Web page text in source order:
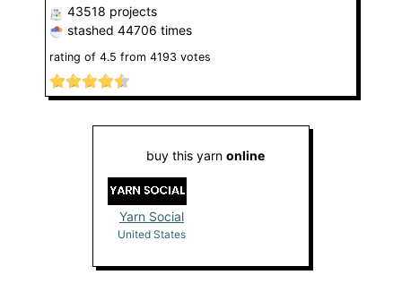
43518 projects
stashed 44706 times
rating of 4.5 from 4193 votes
buy this yarn online
Yarn Social
United States